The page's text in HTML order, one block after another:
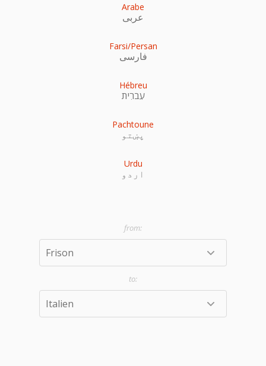
Arabe
عربى
Farsi/Persan
فارسی
Hébreu
עִברִית
Pachtoune
پښتو
Urdu
اردو